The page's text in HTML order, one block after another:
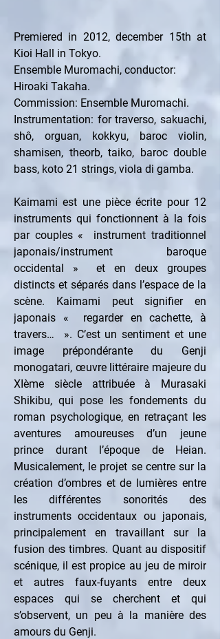
Premiered in 2012, december 15th at
Kioi Hall in Tokyo.
Ensemble Muromachi, conductor:
Hiroaki Takaha.
Commission: Ensemble Muromachi.
Instrumentation: for traverso, sakuachi,
shô, orguan, kokkyu, baroc violin,
shamisen, theorb, taiko, baroc double
bass, koto 21 strings, viola di gamba.
Kaimami est une pièce écrite pour 12
instruments qui fonctionnent à la fois
par couples «  instrument traditionnel
japonais/instrument baroque
occidental »  et en deux groupes
distincts et séparés dans l’espace de la
scène. Kaimami peut signifier en
japonais «  regarder en cachette, à
travers…  ». C’est un sentiment et une
image prépondérante du Genji
monogatari, œuvre littéraire majeure du
XIème siècle attribuée à Murasaki
Shikibu, qui pose les fondements du
roman psychologique, en retraçant les
aventures amoureuses d’un jeune
prince durant l’époque de Heian.
Musicalement, le projet se centre sur la
création d’ombres et de lumières entre
les différentes sonorités des
instruments occidentaux ou japonais,
principalement en travaillant sur la
fusion des timbres. Quant au dispositif
scénique, il est propice au jeu de miroir
et autres faux-fuyants entre deux
espaces qui se cherchent et qui
s’observent, un peu à la manière des
amours du Genji.